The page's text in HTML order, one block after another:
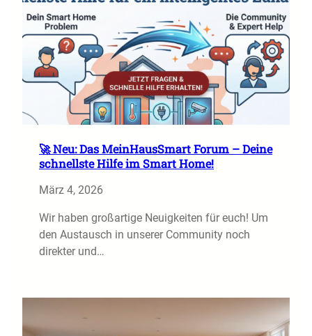
🚀 Neu: Das MeinHausSmart Forum – Deine
schnellste Hilfe im Smart Home!
März 4, 2026
Wir haben großartige Neuigkeiten für euch! Um
den Austausch in unserer Community noch
direkter und…